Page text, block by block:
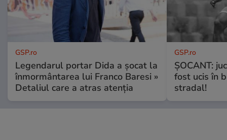
GSP.ro
Legendarul portar Dida a șocat la
înmormântarea lui Franco Baresi »
Detaliul care a atras atenția
GSP.ro
ȘOCANT:
fost ucis în
stradal!